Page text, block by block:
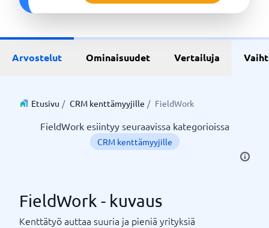
Arvostelut Ominaisuudet Vertailuja
Etusivu / CRM kenttämyyjille / FieldWork
FieldWork esiintyy seuraavissa kategorioissa
CRM kenttämyyjille
FieldWork - kuvaus
Kenttätyö auttaa suuria ja pieniä yrityksiä